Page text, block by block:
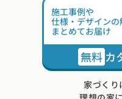
無料 カ
家づくり
理想の家
近くの